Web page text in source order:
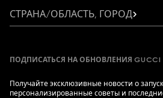
СТРАНА/ОБЛАСТЬ, ГОРОД
ПОДПИСАТЬСЯ НА ОБНОВЛЕНИЯ GUCCI
Получайте эксклюзивные новости о
персонализированные советы и